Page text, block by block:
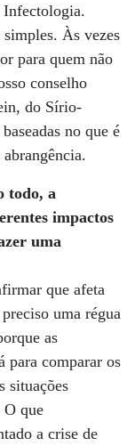
Infectologia.
Às vezes
para quem não
conselho
do Sírio-
no que é
todo, a
impactos
uma
que afeta
uma régua
as
para comparar os
situações
O que
a crise de